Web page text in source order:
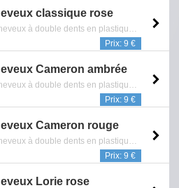
classique rose
Une pince à cheveux à double dents en plastique ornée de cristaux ambrés avec reflets bleutés. - Reference: 0902.116.0108
Prix: 9 €
Cameron ambrée
Une pince à cheveux à double dents en plastique incrustée de cristaux blancs avec reflets rosés et bleutés - Sans Nickel - Reference: 0902.170.0508
Prix: 9 €
Cameron rouge
Une pince à cheveux à double dents en plastique incrustée de cristaux rouges avec reflets bleutés - Sans Nickel - Reference: 0902.196.0508
Prix: 9 €
Lorie rose